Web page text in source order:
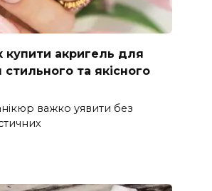
купити акригель для
стильного та якісного
важко уявити без